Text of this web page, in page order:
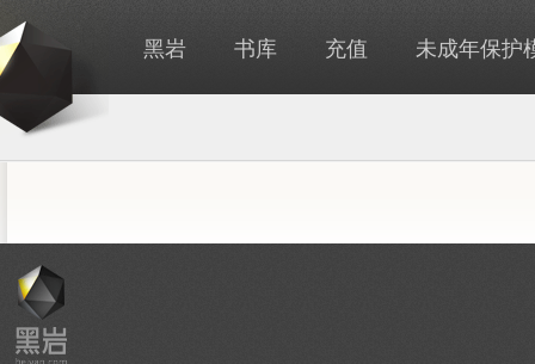
黑岩 书库 充值 未成年保护